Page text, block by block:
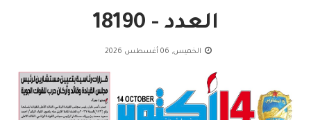
العدد - 18190
الخميس, 06 أغسطس 2026